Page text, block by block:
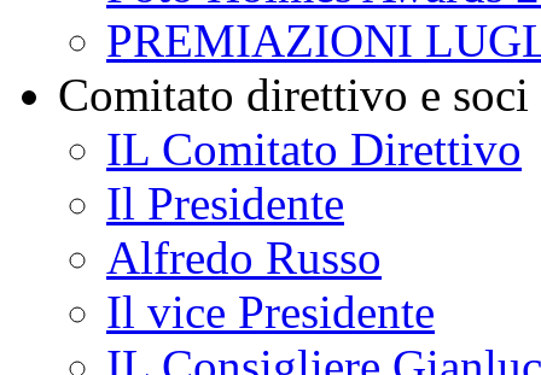
PREMIAZIONI
Comitato direttivo e
IL Comitato Direttivo
Il Presidente
Alfredo Russo
Il vice Presidente